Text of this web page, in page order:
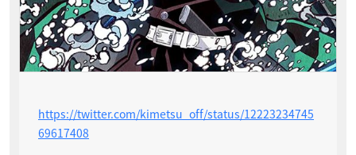
https://twitter.com/kimetsu_off/status/12223234745
69617408